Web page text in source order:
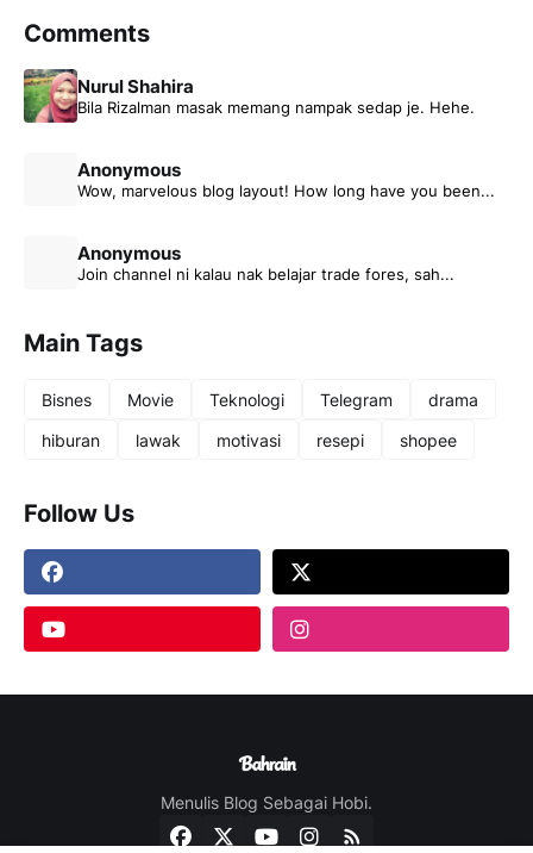
Comments
Nurul Shahira
Bila Rizalman masak memang nampak sedap je. Hehe.
Anonymous
Wow, marvelous blog layout! How long have you been...
Anonymous
Join channel ni kalau nak belajar trade fores, sah...
Main Tags
Bisnes Movie Teknologi Telegram
drama
hiburan
lawak motivasi resepi shopee
Follow Us
Menulis Blog Sebagai Hobi.